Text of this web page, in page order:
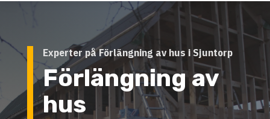
Experter på Förlängning av hus i Sjuntorp
Förlängning av
hus